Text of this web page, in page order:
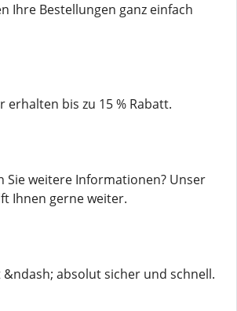
Ihre Bestellungen ganz einfach
erhalten bis zu 15 % Rabatt.
Sie weitere Informationen? Unser
Ihnen gerne weiter.
&ndash; absolut sicher und schnell.